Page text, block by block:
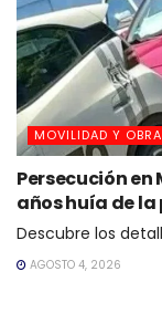
MOVILIDAD Y
Persecución en
años huía de
Descubre los
AGOSTO 4, 2026